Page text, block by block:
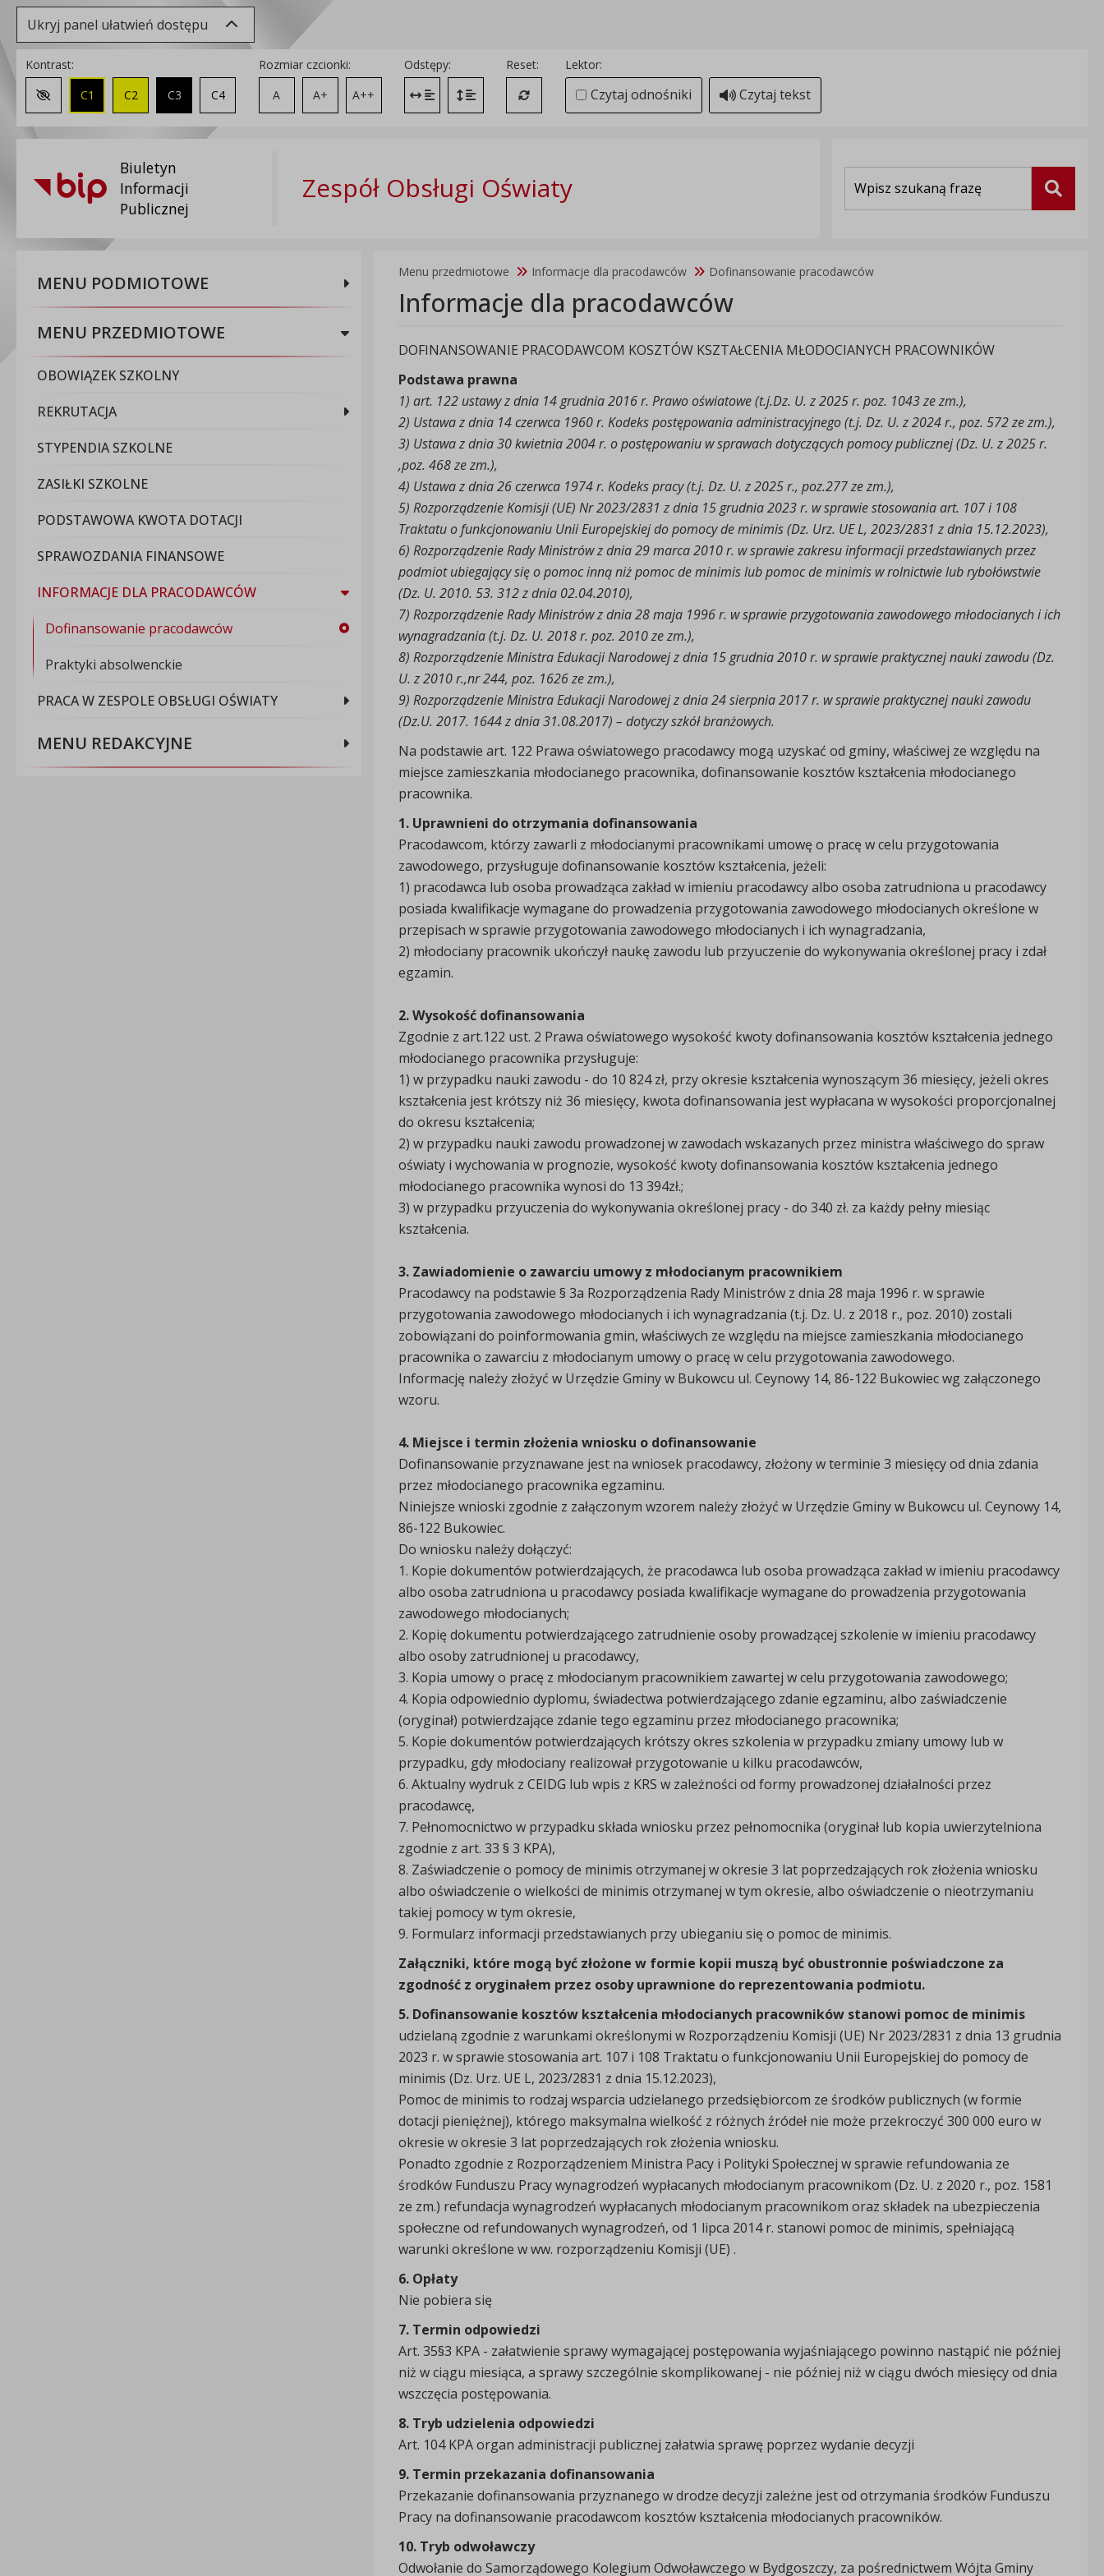
Ukryj panel ułatwień dostępu
Kontrast:
Zmień kontrast na domyślny
C1 C2 C3 C4
Rozmiar czcionki:
A
A+ A++
Odstępy:
Zmień odstęp między literami
Zmień interlinię i margines między paragrafami
Reset:
Przywróć ustawienia domyślne
Lektor:
Czytaj odnośniki Czytaj tekst
Biuletyn
Informacji
Publicznej
Zespół Obsługi Oświaty Szukaj
MENU PODMIOTOWE
MENU PRZEDMIOTOWE
OBOWIĄZEK SZKOLNY
REKRUTACJA
STYPENDIA SZKOLNE
ZASIŁKI SZKOLNE
PODSTAWOWA KWOTA DOTACJI
SPRAWOZDANIA FINANSOWE
INFORMACJE DLA PRACODAWCÓW
Dofinansowanie pracodawców
Praktyki absolwenckie
PRACA W ZESPOLE OBSŁUGI OŚWIATY
MENU REDAKCYJNE
Menu przedmiotowe Informacje dla pracodawców Dofinansowanie pracodawców
Informacje dla pracodawców
DOFINANSOWANIE PRACODAWCOM KOSZTÓW KSZTAŁCENIA MŁODOCIANYCH PRACOWNIKÓW
Podstawa prawna
1) art. 122 ustawy z dnia 14 grudnia 2016 r. Prawo oświatowe (t.j.Dz. U. z 2025 r. poz. 1043 ze zm.),
2) Ustawa z dnia 14 czerwca 1960 r. Kodeks postępowania administracyjnego (t.j. Dz. U. z 2024 r., poz. 572 ze zm.),
3) Ustawa z dnia 30 kwietnia 2004 r. o postępowaniu w sprawach dotyczących pomocy publicznej (Dz. U. z 2025 r.
,poz. 468 ze zm.),
4) Ustawa z dnia 26 czerwca 1974 r. Kodeks pracy (t.j. Dz. U. z 2025 r., poz.277 ze zm.),
5) Rozporządzenie Komisji (UE) Nr 2023/2831 z dnia 15 grudnia 2023 r. w sprawie stosowania art. 107 i 108
Traktatu o funkcjonowaniu Unii Europejskiej do pomocy de minimis (Dz. Urz. UE L, 2023/2831 z dnia 15.12.2023),
6) Rozporządzenie Rady Ministrów z dnia 29 marca 2010 r. w sprawie zakresu informacji przedstawianych przez
podmiot ubiegający się o pomoc inną niż pomoc de minimis lub pomoc de minimis w rolnictwie lub rybołówstwie
(Dz. U. 2010. 53. 312 z dnia 02.04.2010),
7) Rozporządzenie Rady Ministrów z dnia 28 maja 1996 r. w sprawie przygotowania zawodowego młodocianych i ich
wynagradzania (t.j. Dz. U. 2018 r. poz. 2010 ze zm.),
8) Rozporządzenie Ministra Edukacji Narodowej z dnia 15 grudnia 2010 r. w sprawie praktycznej nauki zawodu (Dz.
U. z 2010 r.,nr 244, poz. 1626 ze zm.),
9) Rozporządzenie Ministra Edukacji Narodowej z dnia 24 sierpnia 2017 r. w sprawie praktycznej nauki zawodu
(Dz.U. 2017. 1644 z dnia 31.08.2017) – dotyczy szkół branżowych.
Na podstawie art. 122 Prawa oświatowego pracodawcy mogą uzyskać od gminy, właściwej ze względu na
miejsce zamieszkania młodocianego pracownika, dofinansowanie kosztów kształcenia młodocianego
pracownika.
1. Uprawnieni do otrzymania dofinansowania
Pracodawcom, którzy zawarli z młodocianymi pracownikami umowę o pracę w celu przygotowania
zawodowego, przysługuje dofinansowanie kosztów kształcenia, jeżeli:
1) pracodawca lub osoba prowadząca zakład w imieniu pracodawcy albo osoba zatrudniona u pracodawcy
posiada kwalifikacje wymagane do prowadzenia przygotowania zawodowego młodocianych określone w
przepisach w sprawie przygotowania zawodowego młodocianych i ich wynagradzania,
2) młodociany pracownik ukończył naukę zawodu lub przyuczenie do wykonywania określonej pracy i zdał
egzamin.
2. Wysokość dofinansowania
Zgodnie z art.122 ust. 2 Prawa oświatowego wysokość kwoty dofinansowania kosztów kształcenia jednego
młodocianego pracownika przysługuje:
1) w przypadku nauki zawodu - do 10 824 zł, przy okresie kształcenia wynoszącym 36 miesięcy, jeżeli okres
kształcenia jest krótszy niż 36 miesięcy, kwota dofinansowania jest wypłacana w wysokości proporcjonalnej
do okresu kształcenia;
2) w przypadku nauki zawodu prowadzonej w zawodach wskazanych przez ministra właściwego do spraw
oświaty i wychowania w prognozie, wysokość kwoty dofinansowania kosztów kształcenia jednego
młodocianego pracownika wynosi do 13 394zł.;
3) w przypadku przyuczenia do wykonywania określonej pracy - do 340 zł. za każdy pełny miesiąc
kształcenia.
3. Zawiadomienie o zawarciu umowy z młodocianym pracownikiem
Pracodawcy na podstawie § 3a Rozporządzenia Rady Ministrów z dnia 28 maja 1996 r. w sprawie
przygotowania zawodowego młodocianych i ich wynagradzania (t.j. Dz. U. z 2018 r., poz. 2010) zostali
zobowiązani do poinformowania gmin, właściwych ze względu na miejsce zamieszkania młodocianego
pracownika o zawarciu z młodocianym umowy o pracę w celu przygotowania zawodowego.
Informację należy złożyć w Urzędzie Gminy w Bukowcu ul. Ceynowy 14, 86-122 Bukowiec wg załączonego
wzoru.
4. Miejsce i termin złożenia wniosku o dofinansowanie
Dofinansowanie przyznawane jest na wniosek pracodawcy, złożony w terminie 3 miesięcy od dnia zdania
przez młodocianego pracownika egzaminu.
Niniejsze wnioski zgodnie z załączonym wzorem należy złożyć w Urzędzie Gminy w Bukowcu ul. Ceynowy 14,
86-122 Bukowiec.
Do wniosku należy dołączyć:
1. Kopie dokumentów potwierdzających, że pracodawca lub osoba prowadząca zakład w imieniu pracodawcy
albo osoba zatrudniona u pracodawcy posiada kwalifikacje wymagane do prowadzenia przygotowania
zawodowego młodocianych;
2. Kopię dokumentu potwierdzającego zatrudnienie osoby prowadzącej szkolenie w imieniu pracodawcy
albo osoby zatrudnionej u pracodawcy,
3. Kopia umowy o pracę z młodocianym pracownikiem zawartej w celu przygotowania zawodowego;
4. Kopia odpowiednio dyplomu, świadectwa potwierdzającego zdanie egzaminu, albo zaświadczenie
(oryginał) potwierdzające zdanie tego egzaminu przez młodocianego pracownika;
5. Kopie dokumentów potwierdzających krótszy okres szkolenia w przypadku zmiany umowy lub w
przypadku, gdy młodociany realizował przygotowanie u kilku pracodawców,
6. Aktualny wydruk z CEIDG lub wpis z KRS w zależności od formy prowadzonej działalności przez
pracodawcę,
7. Pełnomocnictwo w przypadku składa wniosku przez pełnomocnika (oryginał lub kopia uwierzytelniona
zgodnie z art. 33 § 3 KPA),
8. Zaświadczenie o pomocy de minimis otrzymanej w okresie 3 lat poprzedzających rok złożenia wniosku
albo oświadczenie o wielkości de minimis otrzymanej w tym okresie, albo oświadczenie o nieotrzymaniu
takiej pomocy w tym okresie,
9. Formularz informacji przedstawianych przy ubieganiu się o pomoc de minimis.
Załączniki, które mogą być złożone w formie kopii muszą być obustronnie poświadczone za
zgodność z oryginałem przez osoby uprawnione do reprezentowania podmiotu.
5. Dofinansowanie kosztów kształcenia młodocianych pracowników stanowi pomoc de minimis
udzielaną zgodnie z warunkami określonymi w Rozporządzeniu Komisji (UE) Nr 2023/2831 z dnia 13 grudnia
2023 r. w sprawie stosowania art. 107 i 108 Traktatu o funkcjonowaniu Unii Europejskiej do pomocy de
minimis (Dz. Urz. UE L, 2023/2831 z dnia 15.12.2023),
Pomoc de minimis to rodzaj wsparcia udzielanego przedsiębiorcom ze środków publicznych (w formie
dotacji pieniężnej), którego maksymalna wielkość z różnych źródeł nie może przekroczyć 300 000 euro w
okresie w okresie 3 lat poprzedzających rok złożenia wniosku.
Ponadto zgodnie z Rozporządzeniem Ministra Pacy i Polityki Społecznej w sprawie refundowania ze
środków Funduszu Pracy wynagrodzeń wypłacanych młodocianym pracownikom (Dz. U. z 2020 r., poz. 1581
ze zm.) refundacja wynagrodzeń wypłacanych młodocianym pracownikom oraz składek na ubezpieczenia
społeczne od refundowanych wynagrodzeń, od 1 lipca 2014 r. stanowi pomoc de minimis, spełniającą
warunki określone w ww. rozporządzeniu Komisji (UE) .
6. Opłaty
Nie pobiera się
7. Termin odpowiedzi
Art. 35§3 KPA - załatwienie sprawy wymagającej postępowania wyjaśniającego powinno nastąpić nie później
niż w ciągu miesiąca, a sprawy szczególnie skomplikowanej - nie później niż w ciągu dwóch miesięcy od dnia
wszczęcia postępowania.
8. Tryb udzielenia odpowiedzi
Art. 104 KPA organ administracji publicznej załatwia sprawę poprzez wydanie decyzji
9. Termin przekazania dofinansowania
Przekazanie dofinansowania przyznanego w drodze decyzji zależne jest od otrzymania środków Funduszu
Pracy na dofinansowanie pracodawcom kosztów kształcenia młodocianych pracowników.
10. Tryb odwoławczy
Odwołanie do Samorządowego Kolegium Odwoławczego w Bydgoszczy, za pośrednictwem Wójta Gminy